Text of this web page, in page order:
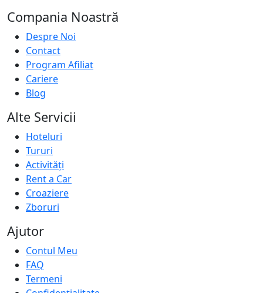
Compania Noastră
Despre Noi
Contact
Program Afiliat
Cariere
Blog
Alte Servicii
Hoteluri
Tururi
Activități
Rent a Car
Croaziere
Zboruri
Ajutor
Contul Meu
FAQ
Termeni